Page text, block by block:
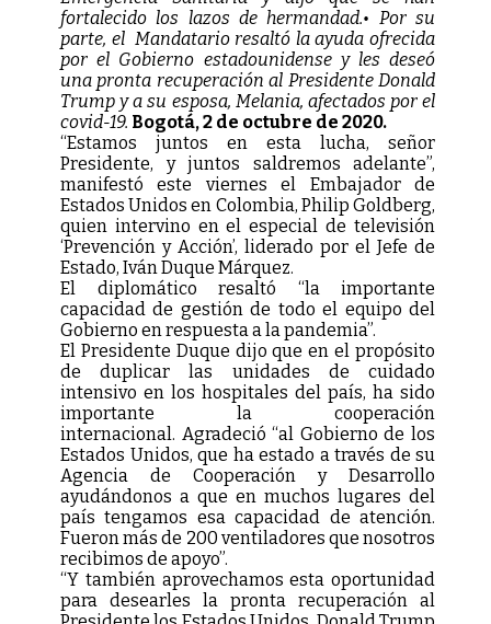
fortalecido los lazos de hermandad.• Por su
parte, el Mandatario resaltó la ayuda ofrecida
por el Gobierno estadounidense y les deseó
una pronta recuperación al Presidente Donald
Trump y a su esposa, Melania, afectados por el
covid-19. Bogotá, 2 de octubre de 2020.
“Estamos juntos en esta lucha, señor
Presidente, y juntos saldremos adelante”,
manifestó este viernes el Embajador de
Estados Unidos en Colombia, Philip Goldberg,
quien intervino en el especial de televisión
‘Prevención y Acción’, liderado por el Jefe de
Estado, Iván Duque Márquez.
El diplomático resaltó “la importante
capacidad de gestión de todo el equipo del
Gobierno en respuesta a la pandemia”.
El Presidente Duque dijo que en el propósito
de duplicar las unidades de cuidado
intensivo en los hospitales del país, ha sido
importante la cooperación
internacional. Agradeció “al Gobierno de los
Estados Unidos, que ha estado a través de su
Agencia de Cooperación y Desarrollo
ayudándonos a que en muchos lugares del
país tengamos esa capacidad de atención.
Fueron más de 200 ventiladores que nosotros
recibimos de apoyo”.
“Y también aprovechamos esta oportunidad
para desearles la pronta recuperación al